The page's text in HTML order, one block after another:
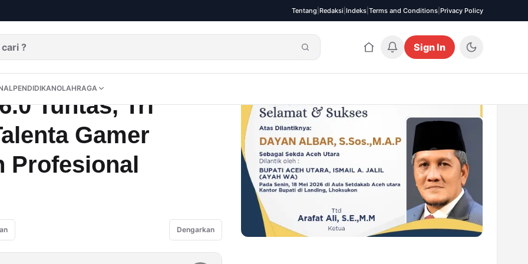
Tentang Redaksi Indeks Terms and Conditions Privacy Policy
OPININUSANTARAINTERNASIONALPENDIDIKANOLAHRAGA
Sign In
PENDIDIKANOLAHRAGA
Ribuan Talenta Gamer Menuju Kancah Profesional
Tuntas, Tri
Gamer
Profesional
Dengarkan